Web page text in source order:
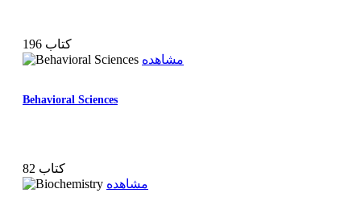
196 کتاب
مشاهده
Behavioral Sciences
82 کتاب
مشاهده